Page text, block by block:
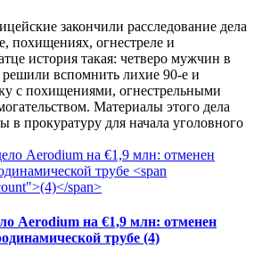
закончили расследование дела
похищениях, огнестреле и
история такая: четверо мужчин в
решили вспомнить лихие 90-е и
с похищениями, огнестрельными
Материалы этого дела
в прокуратуру для начала уголовного
Aerodium на €1,9 млн: отменен
трубе (4)